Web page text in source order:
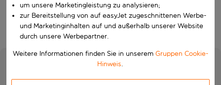
Suchen
um unsere Marketingleistung zu analysieren;
zur Bereitstellung von auf easyJet zugeschnittenen Werbe-
und Marketinginhalten auf und außerhalb unserer Website
durch unsere Werbepartner.
Weitere Informationen finden Sie in unserem Gruppen Cookie-
Hinweis.